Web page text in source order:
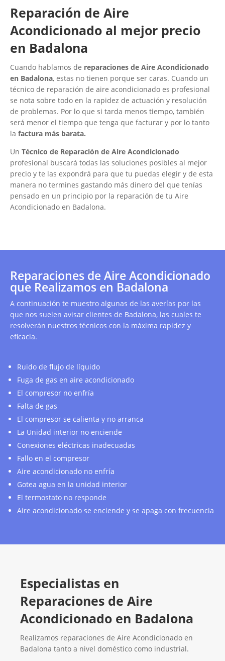
Reparación de Aire
Acondicionado al mejor precio
en Badalona
Cuando hablamos de reparaciones de Aire Acondicionado
en Badalona, estas no tienen porque ser caras. Cuando un
técnico de reparación de aire acondicionado es profesional
se nota sobre todo en la rapidez de actuación y resolución
de problemas. Por lo que si tarda menos tiempo, también
será menor el tiempo que tenga que facturar y por lo tanto
la factura más barata.
Un Técnico de Reparación de Aire Acondicionado
profesional buscará todas las soluciones posibles al mejor
precio y te las expondrá para que tu puedas elegir y de esta
manera no termines gastando más dinero del que tenías
pensado en un principio por la reparación de tu Aire
Acondicionado en Badalona.
Reparaciones de Aire Acondicionado
que Realizamos en Badalona
A continuación te muestro algunas de las averías por las
que nos suelen avisar clientes de Badalona, las cuales te
resolverán nuestros técnicos con la máxima rapidez y
eficacia.
Ruido de flujo de líquido
Fuga de gas en aire acondicionado
El compresor no enfría
Falta de gas
El compresor se calienta y no arranca
La Unidad interior no enciende
Conexiones eléctricas inadecuadas
Fallo en el compresor
Aire acondicionado no enfría
Gotea agua en la unidad interior
El termostato no responde
Aire acondicionado se enciende y se apaga con frecuencia
Especialistas en
Reparaciones de Aire
Acondicionado en Badalona
Realizamos reparaciones de Aire Acondicionado en
Badalona tanto a nivel doméstico como industrial.